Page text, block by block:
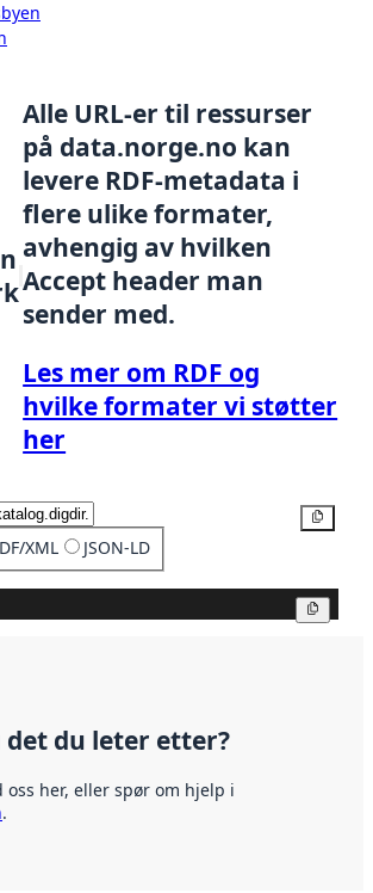
Alle URL-er til ressurser
på data.norge.no kan
levere RDF-metadata i
flere ulike formater,
avhengig av hvilken
Accept header man
sender med.
Les mer om RDF og
hvilke formater vi støtter
her
XML JSON-LD
det du leter etter?
oss her, eller spør om hjelp i
.